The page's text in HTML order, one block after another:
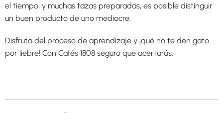
el tiempo, y muchas tazas preparadas, es posible distinguir
un buen producto de uno mediocre.
Disfruta del proceso de aprendizaje y ¡qué no te den gato
por liebre! Con Cafés 1808 seguro que acertarás.